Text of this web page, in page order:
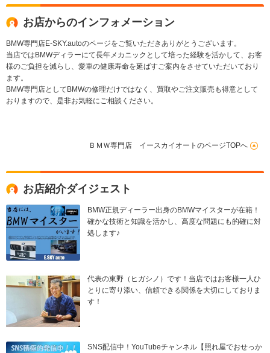
お店からのインフォメーション
BMW専門店E-SKY.autoのページをご覧いただきありがとうございます。
当店ではBMWディラーにて長年メカニックとして培った経験を活かして、お客
様のご負担を減らし、愛車の健康寿命を延ばすご案内をさせていただいており
ます。
BMW専門店としてBMWの修理だけではなく、買取やご注文販売も得意として
おりますので、是非お気軽にご相談ください。
ＢＭＷ専門店 イースカイオートのページTOPへ
お店紹介ダイジェスト
BMW正規ディーラー出身のBMWマイスターが在籍！
確かな技術と知識を活かし、高度な問題にも的確に対
処します♪
代表の東野（ヒガシノ）です！当店ではお客様一人ひ
とりに寄り添い、信頼できる関係を大切にしておりま
す！
SNS配信中！YouTubeチャンネル【照れ屋でおせっか